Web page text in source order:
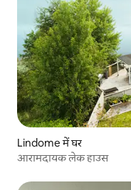
Lindome में घर
आरामदायक लेक हाउस